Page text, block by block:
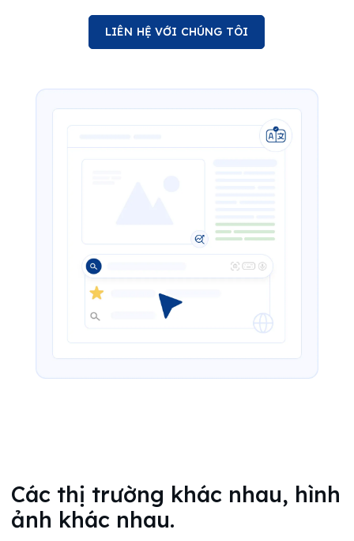
LIÊN HỆ VỚI CHÚNG TÔI
Các thị trường khác nhau, hình
ảnh khác nhau.